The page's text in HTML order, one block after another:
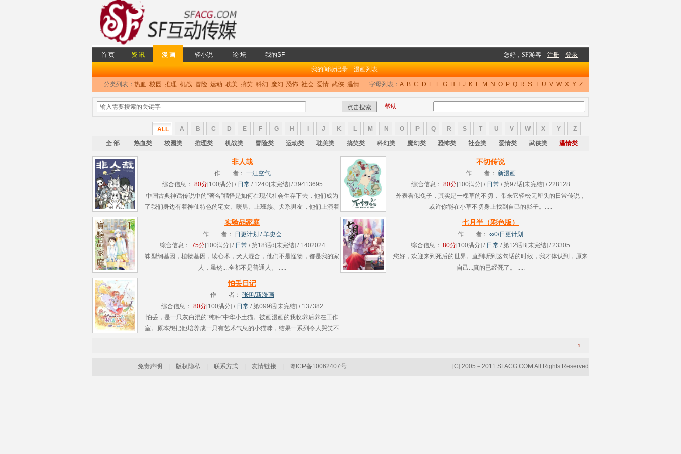
首 页 资 讯 漫 画 轻小说 论 坛 我的SF
我的阅读记录 漫画列表
分类列表： 热血 校园 推理 机战 冒险 运动 耽美 搞笑 科幻 魔幻 恐怖 社会 爱情 武侠 温情 字母列表： A B C D E F G H J K L M N O P Q R S T U V W X Y Z
帮助
ALL A B C D E F G H J K L M N O P Q R S T U V W X Y Z
全 部 热血类 校园类 推理类 机战类 冒险类 运动类 耽美类 搞笑类 科幻类 魔幻类 恐怖类 社会类 爱情类 武侠类 温情类
非人哉
作 者： 一汪空气
综合信息： 80分[100满分] / 日常 / 1240[未完结] / 39413695
中国古典神话传说中的“著名”精怪是如何在现代社会生存下去，他们成为
了我们身边有着神仙特色的宅女、暖男、上班族、犬系男友，他们上演着
生活中搞笑而怪诞的小故事，关乎快乐、关乎友情，在我们平凡、忙碌的
不切传说
作 者： 新漫画
综合信息： 80分[100满分] / 日常 / 第97话[未完结] / 228128
外表看似兔子，其实是一棵草的不切， 带来它轻松无厘头的日常传说，
或许你能在小草不切身上找到自己的影子。.....
实验品家庭
作 者：
日更计划 / 羊史会
综合信息： 75分[100满分] / 日常 / 第18话d[未完结] / 1402024
蛛型纲基因，植物基因，读心术，犬人混合，他们不是怪物，都是我的家
人，虽然....全都不是普通人。 .....
七月半（彩色版）
作 者： ∞0/日更计划
综合信息： 80分[100满分] / 日常 / 第12话B[未完结] / 23305
您好，欢迎来到死后的世界。直到听到这句话的时候，我才体认到，原来
自己...真的已经死了。 .....
怕丢日记
作 者： 张伊/新漫画
综合信息： 80分[100满分] / 日常 / 第099话[未完结] / 137382
怕丢，是一只灰白混的“纯种”中华小土猫。被画漫画的我收养后养在工作
室。原本想把他培养成一只有艺术气息的小猫咪，结果一系列令人哭笑不
1
免责声明 版权隐私 联系方式 友情链接 粤ICP备10062407号 [C] 2005－2011 SFACG.COM All Rights Reserved